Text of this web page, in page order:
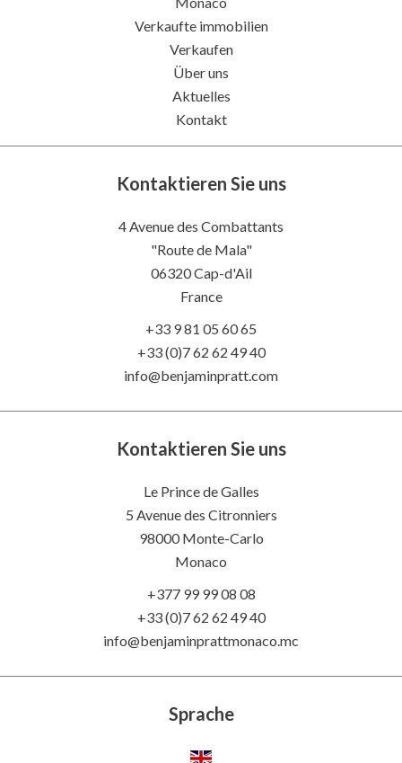
Verkaufte immobilien
Verkaufen
Über uns
Aktuelles
Kontakt
Kontaktieren Sie uns
4 Avenue des Combattants
"Route de Mala"
06320Cap-d'Ail
France
+33 9 81 05 60 65
+33 (0)7 62 62 49 40
info@benjaminpratt.com
Kontaktieren Sie uns
Le Prince de Galles
5 Avenue des Citronniers
98000 Monte-Carlo
Monaco
+377 99 99 08 08
+33 (0)7 62 62 49 40
info@benjaminprattmonaco.mc
Sprache